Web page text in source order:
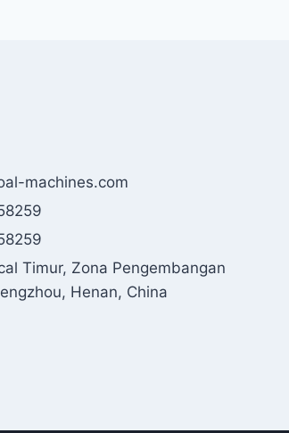
machines.com
Timur, Zona Pengembangan
Henan, China